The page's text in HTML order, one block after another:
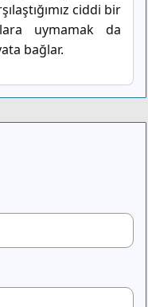
ciddi bir
uymamak da
bağlar.